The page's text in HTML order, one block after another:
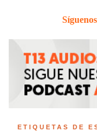
ETIQUETAS DE